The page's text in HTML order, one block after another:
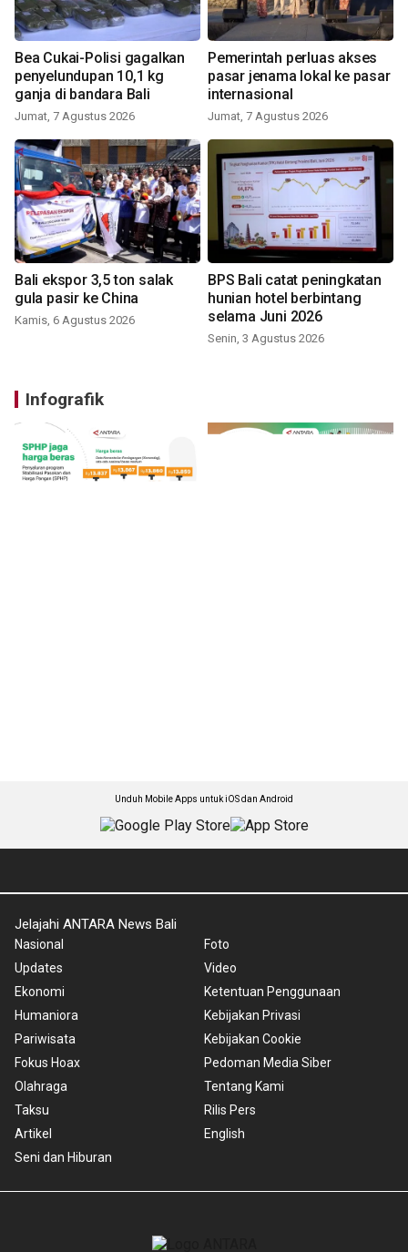
Bea Cukai-Polisi gagalkan
penyelundupan 10,1 kg
ganja di bandara Bali
Jumat, 7 Agustus 2026
Pemerintah perluas akses
pasar jenama lokal ke pasar
internasional
Jumat, 7 Agustus 2026
Bali ekspor 3,5 ton salak
gula pasir ke China
Kamis, 6 Agustus 2026
BPS Bali catat peningkatan
hunian hotel berbintang
selama Juni 2026
Senin, 3 Agustus 2026
Infografik
Unduh Mobile Apps untuk iOS dan Android
Jelajahi ANTARA News Bali
Nasional
Updates
Ekonomi
Humaniora
Pariwisata
Fokus Hoax
Olahraga
Taksu
Artikel
Seni dan Hiburan
Foto
Video
Ketentuan Penggunaan
Kebijakan Privasi
Kebijakan Cookie
Pedoman Media Siber
Tentang Kami
Rilis Pers
English